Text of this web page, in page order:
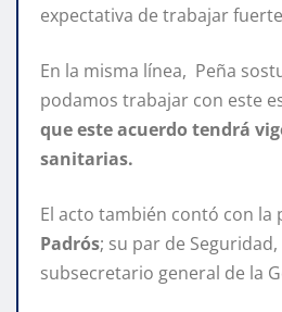
expectativa de trabajar
En la misma línea, Peña
podamos trabajar con este
que este acuerdo tendrá
sanitarias.
El acto también contó con
Padrós; su par de Seguridad,
subsecretario general de la